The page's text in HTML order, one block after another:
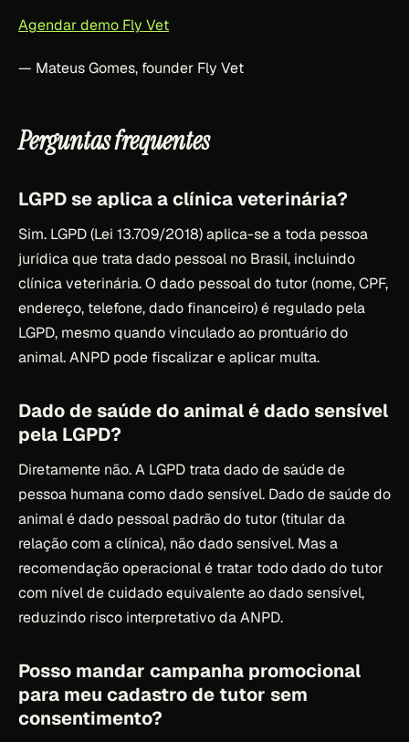
Agendar demo Fly Vet
— Mateus Gomes, founder Fly Vet
Perguntas frequentes
LGPD se aplica a clínica veterinária?
Sim. LGPD (Lei 13.709/2018) aplica-se a toda pessoa
jurídica que trata dado pessoal no Brasil, incluindo
clínica veterinária. O dado pessoal do tutor (nome, CPF,
endereço, telefone, dado financeiro) é regulado pela
LGPD, mesmo quando vinculado ao prontuário do
animal. ANPD pode fiscalizar e aplicar multa.
Dado de saúde do animal é dado sensível
pela LGPD?
Diretamente não. A LGPD trata dado de saúde de
pessoa humana como dado sensível. Dado de saúde do
animal é dado pessoal padrão do tutor (titular da
relação com a clínica), não dado sensível. Mas a
recomendação operacional é tratar todo dado do tutor
com nível de cuidado equivalente ao dado sensível,
reduzindo risco interpretativo da ANPD.
Posso mandar campanha promocional
para meu cadastro de tutor sem
consentimento?